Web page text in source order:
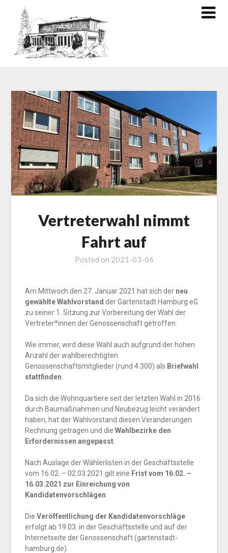
Vertreterwahl nimmt
Fahrt auf
Posted on 2021-03-06
Am Mittwoch den 27. Januar 2021 hat sich der neu
gewählte Wahlvorstand der Gartenstadt Hamburg eG
zu seiner 1. Sitzung zur Vorbereitung der Wahl der
Vertreter*innen der Genossenschaft getroffen.
Wie immer, wird diese Wahl auch aufgrund der hohen
Anzahl der wahlberechtigten
Genossenschaftsmitglieder (rund 4.300) als Briefwahl
stattfinden
Da sich die Wohnquartiere seit der letzten Wahl in 2016
durch Baumaßnahmen und Neubezug leicht verändert
haben, hat der Wahlvorstand diesen Veränderungen
Rechnung getragen und die Wahlbezirke den
Erfordernissen angepasst.
Nach Auslage der Wählerlisten in der Geschäftsstelle
vom 16.02. – 02.03.2021 gilt eine Frist vom 16.02. –
16.03.2021 zur Einreichung von
Kandidatenvorschlägen
Die Veröffentlichung der Kandidatenvorschläge
erfolgt ab 19.03. in der Geschäftsstelle und auf der
Internetseite der Genossenschaft (gartenstadt-
hamburg.de).